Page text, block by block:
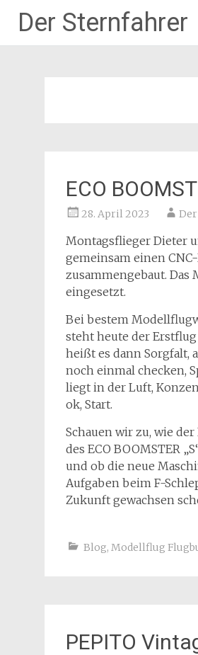
Der Sternfahrer
ECO
28. April 2023
Montagsflieger Dieter
gemeinsam einen
zusammengebaut.
eingesetzt.
Bei bestem
steht heute der Erstflug
heißt es dann Sorgfalt,
noch einmal checken,
liegt in der Luft,
ok, Start.
Schauen wir zu, wie
des ECO BOOMSTER
und ob die neue
Aufgaben beim F-
Zukunft gewachsen
Blog, Modellflug
PEPITO